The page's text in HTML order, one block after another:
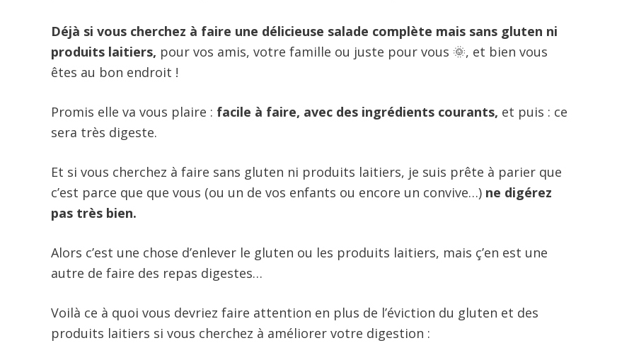
Déjà si vous cherchez à faire une délicieuse salade complète mais sans gluten ni
produits laitiers, pour vos amis, votre famille ou juste pour vous 🌞, et bien vous
êtes au bon endroit !
Promis elle va vous plaire : facile à faire, avec des ingrédients courants, et puis : ce
sera très digeste.
Et si vous cherchez à faire sans gluten ni produits laitiers, je suis prête à parier que
c’est parce que que vous (ou un de vos enfants ou encore un convive…) ne digérez
pas très bien.
Alors c’est une chose d’enlever le gluten ou les produits laitiers, mais ç’en est une
autre de faire des repas digestes…
Voilà ce à quoi vous devriez faire attention en plus de l’éviction du gluten et des
produits laitiers si vous cherchez à améliorer votre digestion :